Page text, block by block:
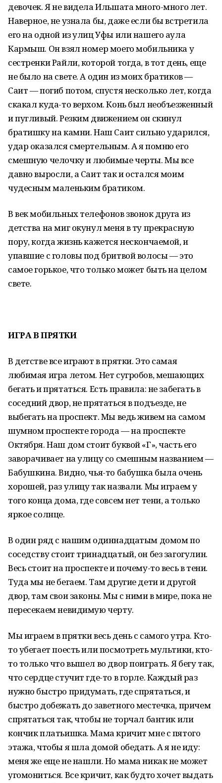
девочек. Я не видела Ильшата много-много лет.
Наверное, не узнала бы, даже если бы встретила
его на одной из улиц Уфы или нашего аула
Кармыш. Он взял номер моего мобильника у
сестренки Райли, которой тогда, в тот день, еще
не было на свете. А один из моих братиков —
Саит — погиб потом, спустя несколько лет, когда
скакал куда-то верхом. Конь был необъезженный
и пугливый. Резким движением он скинул
братишку на камни. Наш Саит сильно ударился,
удар оказался смертельным. А я помню его
смешную челочку и любимые черты. Мы все
давно выросли, а Саит так и остался моим
чудесным маленьким братиком.
В век мобильных телефонов звонок друга из
детства на миг окунул меня в ту прекрасную
пору, когда жизнь кажется нескончаемой, и
упавшие с головы под бритвой волосы — это
самое горькое, что только может быть на целом
свете.
ИГРА В ПРЯТКИ
В детстве все играют в прятки. Это самая
любимая игра летом. Нет сугробов, мешающих
бегать и прятаться. Есть правила: не забегать в
соседний двор, не прятаться в подъезде, не
выбегать на проспект. Мы ведь живем на самом
шумном проспекте города — на проспекте
Октября. Наш дом стоит буквой «Г», часть его
заворачивает на улицу со смешным названием —
Бабушкина. Видно, чья-то бабушка была очень
хорошей, раз улицу так назвали. Мы играем у
того конца дома, где совсем нет тени, а только
яркое солнце.
В один ряд с нашим одиннадцатым домом по
соседству стоит тринадцатый, он без загогулин.
Весь стоит на проспекте и почему-то весь в тени.
Туда мы не бегаем. Там другие дети и другой
двор, там свои законы. Мы с ними в мире, пока не
пересекаем невидимую черту.
Мы играем в прятки весь день с самого утра. Кто-
то убегает поесть или посмотреть мультики, кто-
то только что вышел во двор поиграть. Я бегу так,
что сердце стучит где-то в горле. Каждый раз
нужно быстро придумать, где спрятаться, и
быстро добежать до заветного местечка, причем
спрятаться так, чтобы не торчал бантик или
кончик платьишка. Мама кричит мне с пятого
этажа, чтобы я шла домой обедать. А я не иду:
меня же еще не нашли. Но мама никак не может
угомониться. Все кричит, как будто хочет выдать